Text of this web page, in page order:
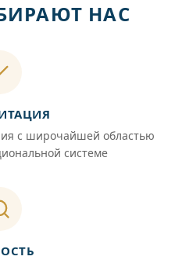
НАС
с широчайшей областью
системе